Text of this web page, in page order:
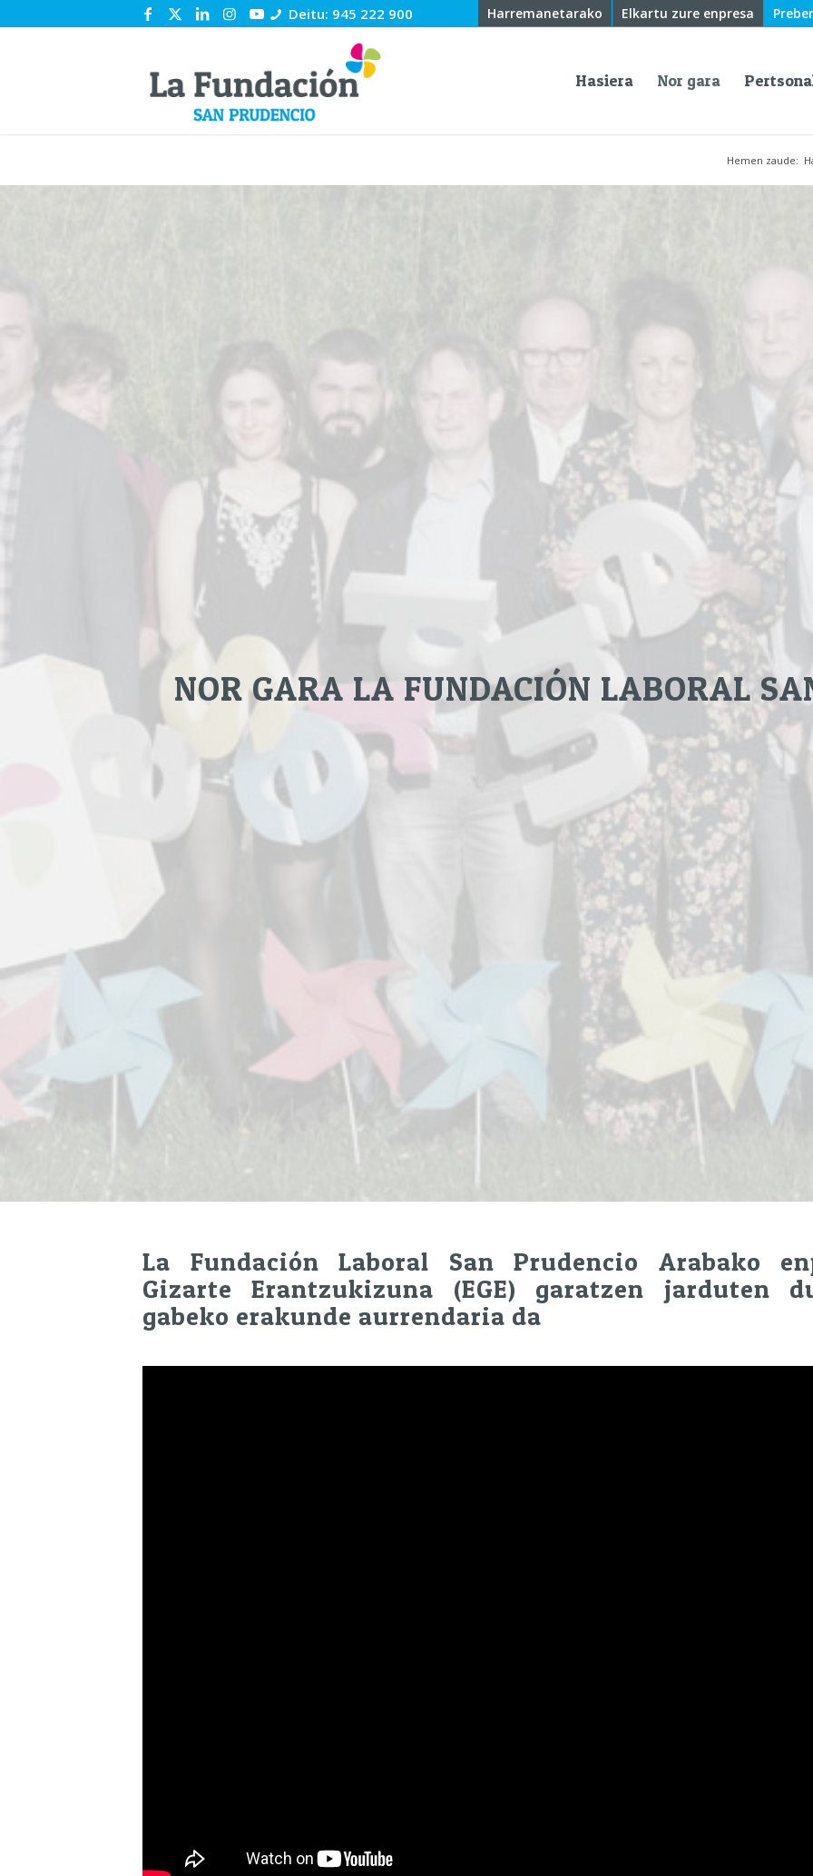
Harremanetarako Elkartu zure enpresa
Deitu: 945 222 900
Hasiera Nor gara
Hemen zaude:
NOR GARA LA FUNDACIÓN LABORAL
La Fundación Laboral San Prudencio Arabako
Gizarte Erantzukizuna (EGE) garatzen jarduten
gabeko erakunde aurrendaria da